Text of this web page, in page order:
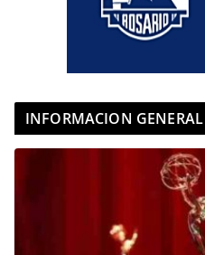
INFORMACION GENERAL